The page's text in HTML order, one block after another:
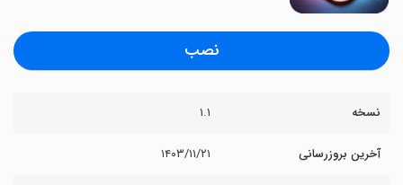
نصب
نسخه ۱.۱
آخرین بروزرسانی ۱۴۰۳/۱۱/۲۱